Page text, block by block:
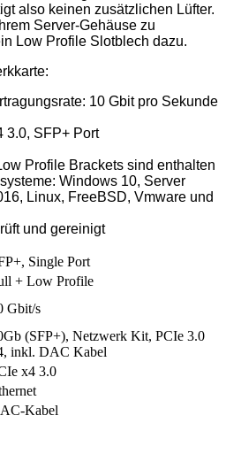
also keinen zusätzlichen Lüfter.
Server-Gehäuse zu
Low Profile Slotblech dazu.
10 Gbit pro Sekunde
3.0, SFP+ Port
Profile Brackets sind enthalten
Windows 10, Server
Linux, FreeBSD, Vmware und
und gereinigt
Single Port
+ Low Profile
Gbit/s
(SFP+), Netzwerk Kit, PCIe 3.0
inkl. DAC Kabel
x4 3.0
Kabel